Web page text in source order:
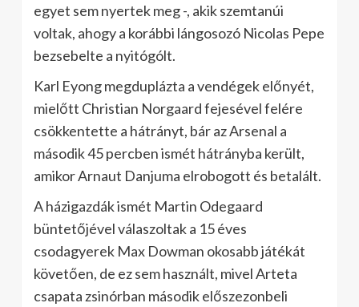
egyet sem nyertek meg -, akik szemtanúi
voltak, ahogy a korábbi lángosozó Nicolas Pepe
bezsebelte a nyitógólt.
Karl Eyong megduplázta a vendégek előnyét,
mielőtt Christian Norgaard fejesével felére
csökkentette a hátrányt, bár az Arsenal a
második 45 percben ismét hátrányba került,
amikor Arnaut Danjuma elrobogott és betalált.
A házigazdák ismét Martin Odegaard
büntetőjével válaszoltak a 15 éves
csodagyerek Max Dowman okosabb játékát
követően, de ez sem használt, mivel Arteta
csapata zsinórban második előszezonbeli